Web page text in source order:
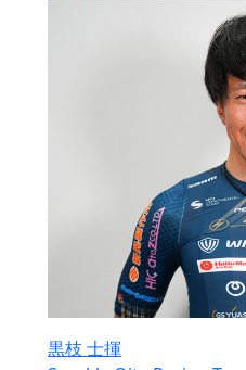
黒枝 士揮